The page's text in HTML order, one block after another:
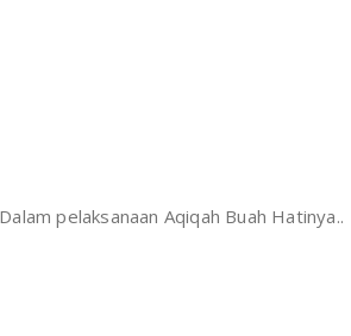
pelaksanaan Aqiqah Buah Hatinya..